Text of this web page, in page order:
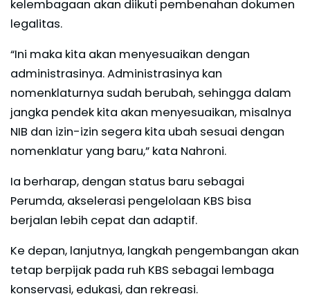
kelembagaan akan diikuti pembenahan dokumen
legalitas.
“Ini maka kita akan menyesuaikan dengan
administrasinya. Administrasinya kan
nomenklaturnya sudah berubah, sehingga dalam
jangka pendek kita akan menyesuaikan, misalnya
NIB dan izin-izin segera kita ubah sesuai dengan
nomenklatur yang baru,” kata Nahroni.
Ia berharap, dengan status baru sebagai
Perumda, akselerasi pengelolaan KBS bisa
berjalan lebih cepat dan adaptif.
Ke depan, lanjutnya, langkah pengembangan akan
tetap berpijak pada ruh KBS sebagai lembaga
konservasi, edukasi, dan rekreasi.